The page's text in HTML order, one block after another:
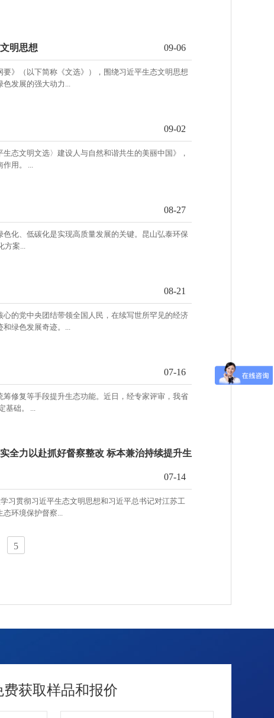
明思想 09-06
》（以下简称《文选》），围绕习近平生态文明思想
发展的强大动力...
09-02
态文明文选〉建设人与自然和谐共生的美丽中国》，
用。 ...
08-27
化、低碳化是实现高质量发展的关键。昆山弘泰环保
方案...
08-21
的党中央团结带领全国人民，在续写世所罕见的经济
绿色发展奇迹。...
07-16
修复等手段提升生态功能。近日，经专家评审，我省
基础。 ...
全力以赴抓好督察整改 标本兼治持续提升生
07-14
习贯彻习近平生态文明思想和习近平总书记对江苏工
环境保护督察...
5
费获取样品和报价